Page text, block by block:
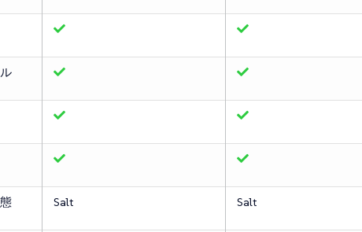
Salt Salt